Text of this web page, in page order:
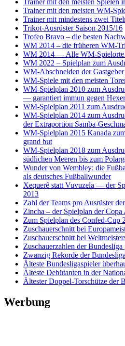
Trainer mit den meisten WM-
Trainer mit mindestens zwei
Trikot-Ausrüster Saison 2015/16
Trofeo Bravo – die besten
WM 2014 – die früheren WM-
WM 2014 — Alle WM-Spielorte
WM 2022 – Spielplan zum
WM-Abschneiden der Gastgeber
WM-Spiele mit den meisten
WM-Spielplan 2010 zum
— garantiert immun gegen
WM-Spielplan 2011 zum
WM-Spielplan 2014 zum
der Extraportion Samba-
WM-Spielplan 2015 Kanada
grand but
WM-Spielplan 2018 zum
südlichen Meeren bis zum
Wunder von Wembley: die
als deutsches Fußballwunder
Xequerê statt Vuvuzela — der
2013
Zahl der Teams pro Ausrüster
Zincha – der Spielplan der Copa
Zum Spielplan des Confed-Cup
Zuschauerschnitt bei
Zuschauerschnitt bei
Zuschauerzahlen der Bundesliga
Zwanzig Rekorde der Bundesliga
Älteste Bundesligaspieler
Älteste Debütanten in der
Ältester Doppel-Torschütze der
Werbung